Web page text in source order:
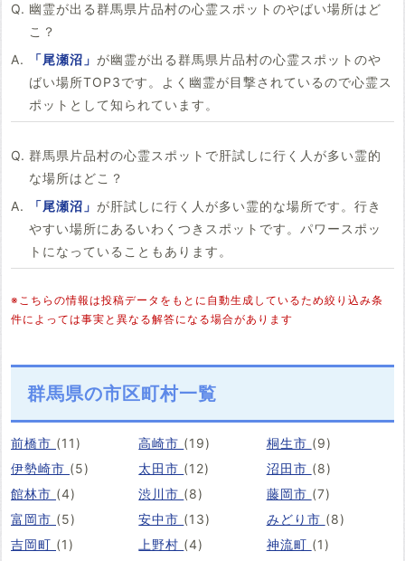
幽霊が出る群馬県片品村の心霊スポットのやばい場所はど
こ？
「尾瀬沼」 が幽霊が出る群馬県片品村の心霊スポットのや
ばい場所TOP3です。よく幽霊が目撃されているので心霊ス
ポットとして知られています。
群馬県片品村の心霊スポットで肝試しに行く人が多い霊的
な場所はどこ？
「尾瀬沼」 が肝試しに行く人が多い霊的な場所です。行き
やすい場所にあるいわくつきスポットです。パワースポッ
トになっていることもあります。
※こちらの情報は投稿データをもとに自動生成しているため絞り込み条
件によっては事実と異なる解答になる場合があります
群馬県の市区町村一覧
前橋市 (11) 高崎市 (19) 桐生市 (9)
伊勢崎市 (5) 太田市 (12) 沼田市 (8)
館林市 (4) 渋川市 (8) 藤岡市 (7)
富岡市 (5) 安中市 (13) みどり市 (8)
吉岡町 (1) 上野村 (4) 神流町 (1)